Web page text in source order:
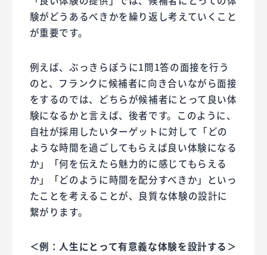
験がどうあるべきかを繰り返し考えていくこと
が重要です。
例えば、ぶっきらぼうに1問1答の面接を行う
のと、フランクに候補者に向き合いながら面接
をするのでは、どちらが候補者にとって良い体
験になるかと言えば、後者です。このように、
自社が採用したいターゲットに対して「どの
ような時間を過ごしてもらえば良い体験になる
か」「何を伝えたら魅力的に感じてもらえる
か」「どのように時間を配分すべきか」といっ
たことを考えることが、良質な体験の設計に
繋がります。
＜例：人生にとって有意義な体験を設計する＞